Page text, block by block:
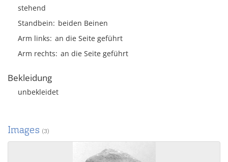
stehend
Standbein
beiden Beinen
Arm links an die Seite geführt
Arm rechts an die Seite geführt
Bekleidung
unbekleidet
Images (3)